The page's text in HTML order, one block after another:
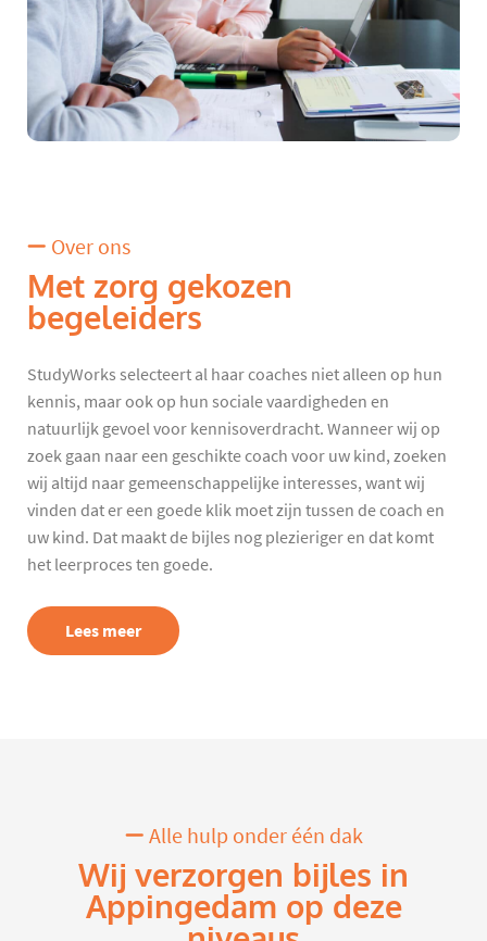
Over ons
Met zorg gekozen
begeleiders
StudyWorks selecteert al haar coaches niet alleen op hun
kennis, maar ook op hun sociale vaardigheden en
natuurlijk gevoel voor kennisoverdracht. Wanneer wij op
zoek gaan naar een geschikte coach voor uw kind, zoeken
wij altijd naar gemeenschappelijke interesses, want wij
vinden dat er een goede klik moet zijn tussen de coach en
uw kind. Dat maakt de bijles nog plezieriger en dat komt
het leerproces ten goede.
Lees meer
Alle hulp onder één dak
Wij verzorgen bijles in
Appingedam op deze